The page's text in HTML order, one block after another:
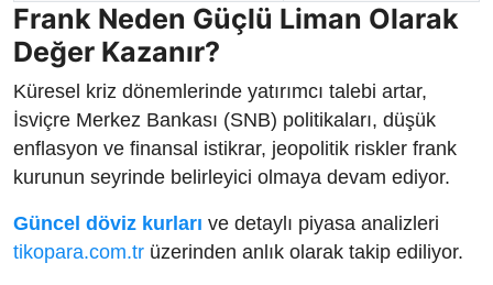
Frank Neden Güçlü Liman Olarak
Değer Kazanır?
Küresel kriz dönemlerinde yatırımcı talebi artar,
İsviçre Merkez Bankası (SNB) politikaları, düşük
enflasyon ve finansal istikrar, jeopolitik riskler frank
kurunun seyrinde belirleyici olmaya devam ediyor.
Güncel döviz kurları ve detaylı piyasa analizleri
tikopara.com.tr üzerinden anlık olarak takip ediliyor.